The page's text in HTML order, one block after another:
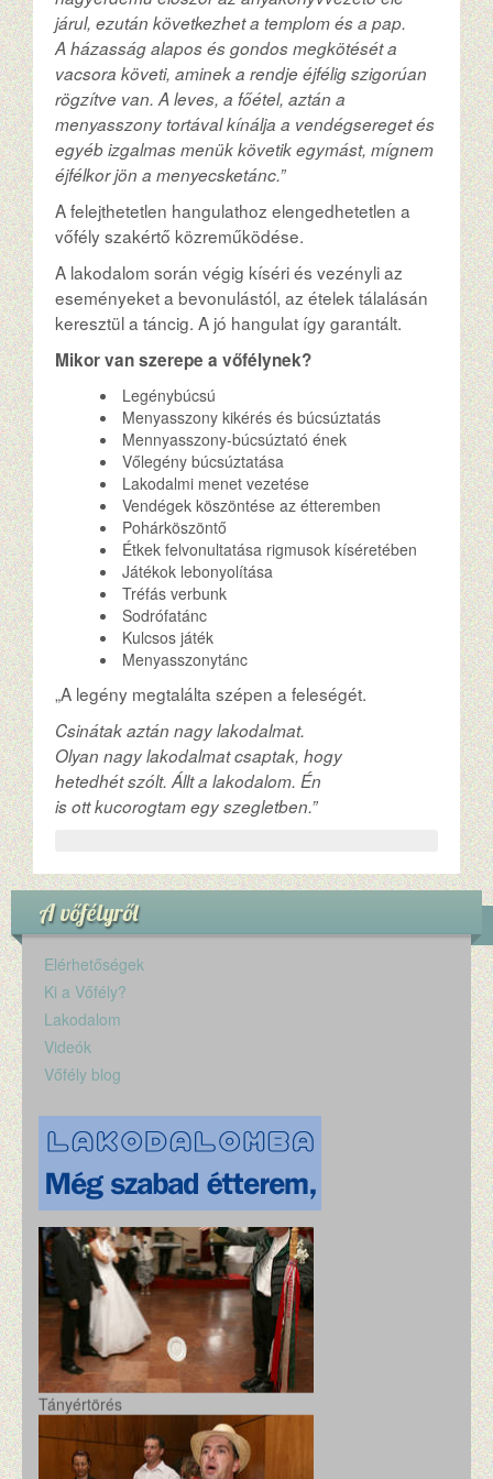
járul, ezután következhet a templom és a pap.
A házasság alapos és gondos megkötését a
vacsora követi, aminek a rendje éjfélig szigorúan
rögzítve van. A leves, a főétel, aztán a
menyasszony tortával kínálja a vendégsereget és
egyéb izgalmas menük követik egymást, mígnem
éjfélkor jön a menyecsketánc.”
A felejthetetlen hangulathoz elengedhetetlen a
vőfély szakértő közreműködése.
A lakodalom során végig kíséri és vezényli az
eseményeket a bevonulástól, az ételek tálalásán
keresztül a táncig. A jó hangulat így garantált.
Mikor van szerepe a vőfélynek?
Legénybúcsú
Menyasszony kikérés és búcsúztatás
Mennyasszony-búcsúztató ének
Vőlegény búcsúztatása
Lakodalmi menet vezetése
Vendégek köszöntése az étteremben
Pohárköszöntő
Étkek felvonultatása rigmusok kíséretében
Játékok lebonyolítása
Tréfás verbunk
Sodrófatánc
Kulcsos játék
Menyasszonytánc
„A legény megtalálta szépen a feleségét.
Csinátak aztán nagy lakodalmat.
Olyan nagy lakodalmat csaptak, hogy
hetedhét szólt. Állt a lakodalom. Én
is ott kucorogtam egy szegletben.”
A vőfélyről
Elérhetőségek
Ki a Vőfély?
Lakodalom
Videók
Vőfély blog
Tányértörés